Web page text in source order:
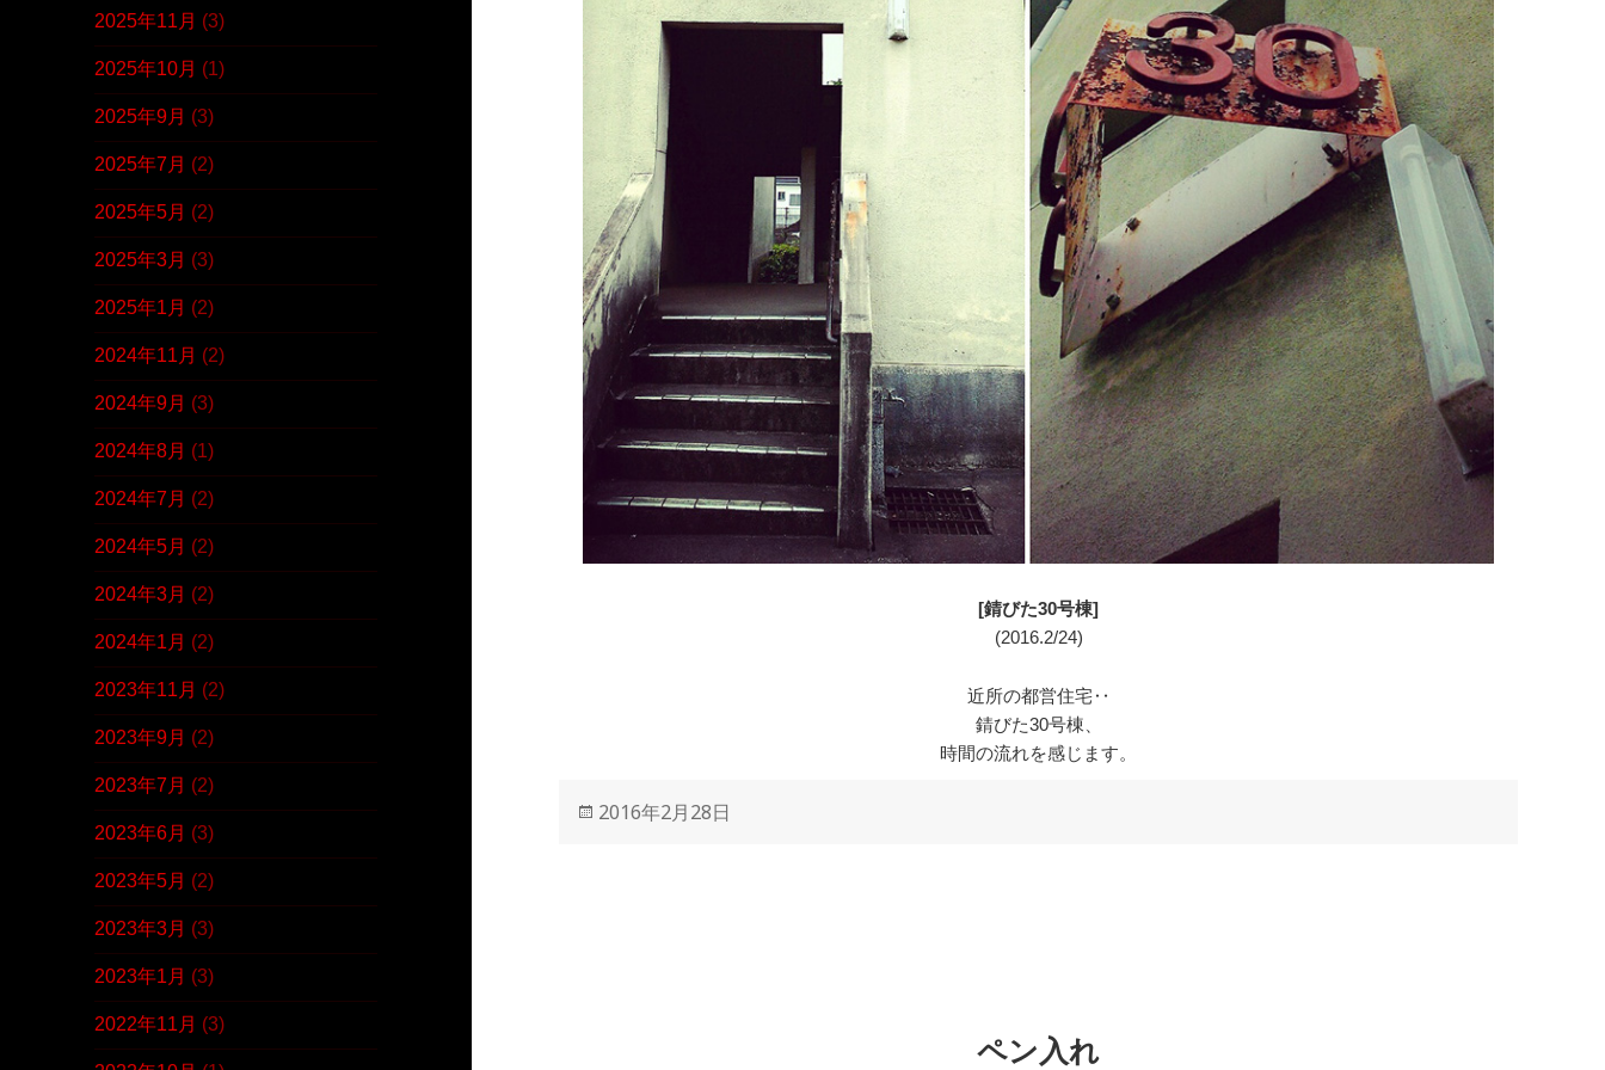
2025年11月 (3)
2025年10月 (1)
2025年9月 (3)
2025年7月 (2)
2025年5月 (2)
2025年3月 (3)
2025年1月 (2)
2024年11月 (2)
2024年9月 (3)
2024年8月 (1)
2024年7月 (2)
2024年5月 (2)
2024年3月 (2)
2024年1月 (2)
2023年11月 (2)
2023年9月 (2)
2023年7月 (2)
2023年6月 (3)
2023年5月 (2)
2023年3月 (3)
2023年1月 (3)
2022年11月 (3)
[錆びた30号棟]
(2016.2/24)
近所の都営住宅‥
錆びた30号棟、
時間の流れを感じます。
投
2016年2月28日
ペン入れ